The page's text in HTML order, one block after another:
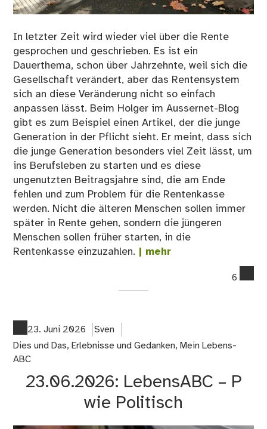
In letzter Zeit wird wieder viel über die Rente
gesprochen und geschrieben. Es ist ein
Dauerthema, schon über Jahrzehnte, weil sich die
Gesellschaft verändert, aber das Rentensystem
sich an diese Veränderung nicht so einfach
anpassen lässt. Beim Holger im Aussernet-Blog
gibt es zum Beispiel einen Artikel, der die junge
Generation in der Pflicht sieht. Er meint, dass sich
die junge Generation besonders viel Zeit lässt, um
ins Berufsleben zu starten und es diese
ungenutzten Beitragsjahre sind, die am Ende
fehlen und zum Problem für die Rentenkasse
werden. Nicht die älteren Menschen sollen immer
später in Rente gehen, sondern die jüngeren
Menschen sollen früher starten, in die
Rentenkasse einzuzahlen. | mehr
6
23. Juni 2026
Sven
Dies und Das, Erlebnisse und Gedanken, Mein Lebens-
ABC
23.06.2026: LebensABC – P
wie Politisch